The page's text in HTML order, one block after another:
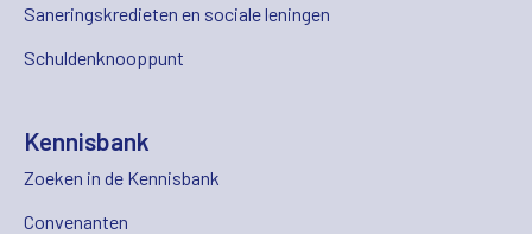
Saneringskredieten en sociale leningen
Schuldenknooppunt
Kennisbank
Zoeken in de Kennisbank
Convenanten